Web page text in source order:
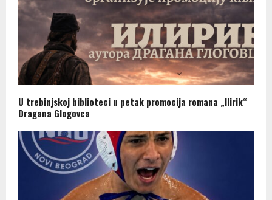
U trebinjskoj biblioteci u petak promocija romana „Ilirik“
Dragana Glogovca